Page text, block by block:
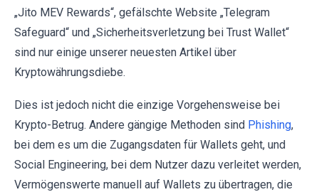
„Jito MEV Rewards“, gefälschte Website „Telegram
Safeguard“ und „Sicherheitsverletzung bei Trust Wallet“
sind nur einige unserer neuesten Artikel über
Kryptowährungsdiebe.
Dies ist jedoch nicht die einzige Vorgehensweise bei
Krypto-Betrug. Andere gängige Methoden sind Phishing,
bei dem es um die Zugangsdaten für Wallets geht, und
Social Engineering, bei dem Nutzer dazu verleitet werden,
Vermögenswerte manuell auf Wallets zu übertragen, die